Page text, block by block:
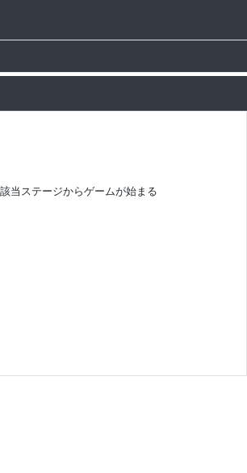
当ステージからゲームが始まる